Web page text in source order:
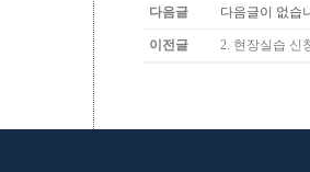
다음글 다음글이 없습
이전글 2. 현장실습 신